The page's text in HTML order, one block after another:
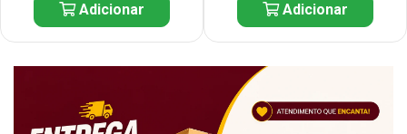
Adicionar Adicionar